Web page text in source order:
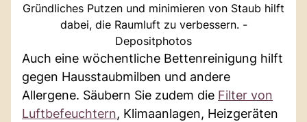
Gründliches Putzen und minimieren von Staub hilft
dabei, die Raumluft zu verbessern. -
Depositphotos
Auch eine wöchentliche Bettenreinigung hilft
gegen Hausstaubmilben und andere
Allergene. Säubern Sie zudem die Filter von
Luftbefeuchtern, Klimaanlagen, Heizgeräten